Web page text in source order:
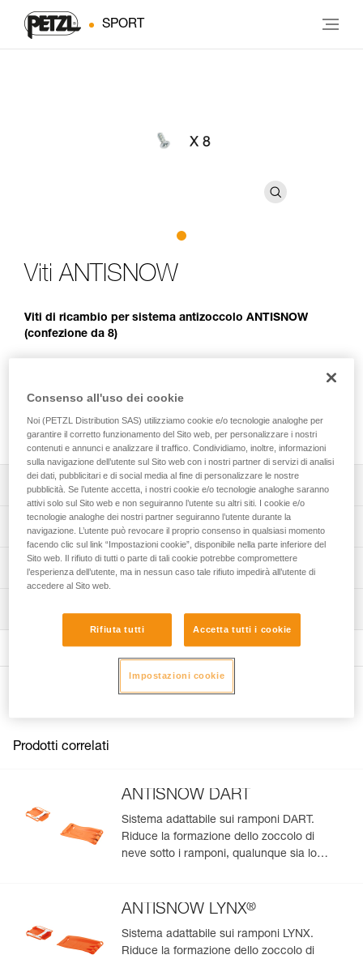
SPORT
Viti ANTISNOW
Viti di ricambio per sistema antizoccolo ANTISNOW
(confezione da 8)
HYBRID, nonché sistemi antizoccolo ANTISNOW DART,
ANTISNOW LYNX, ANTISNOW IRVIS e ANTISNOW
LEOPARD.
Descrizione
Compatibili con i ramponi DART (U001AB00 e U001AA00),
LYNX (U034AA00 e T24A LLU), SARKEN (T10A LLU),
VASAK (T05A LLU e T05A FL), IRVIS (U006AA00,
U007BA00, T03A LLU e T03A FL) e IRVIS HYBRID
(U031AA00) dotati di un sistema antizoccolo ANTISNOW.
Cartone da otto.
Specifiche tecniche
Garanzia : 3 anni
Informazioni tecniche
Scarica il pdf technical-notice_vis-ANTISNOW
See all technical content
Altri prodotti
Prodotti correlati
ANTISNOW DART
Sistema adattabile sui ramponi DART.
Riduce la formazione dello zoccolo di
neve sotto i ramponi, qualunque sia lo
ANTISNOW LYNX®
Sistema adattabile sui ramponi LYNX.
Riduce la formazione dello zoccolo di
Consenso all'uso dei cookie
Noi (PETZL Distribution SAS) utilizziamo cookie e/o tecnologie analoghe per
garantire il corretto funzionamento del Sito web, per personalizzare i nostri
contenuti e annunci e analizzare il traffico. Condividiamo, inoltre, informazioni
sulla navigazione dell’utente sul Sito web con i nostri partner di servizi di analisi
dei dati, pubblicitari e di social media al fine di personalizzare le nostre
pubblicità. Se l’utente accetta, i nostri cookie e/o tecnologie analoghe saranno
attivi solo sul Sito web e non seguiranno l’utente su altri siti. I cookie e/o
tecnologie analoghe dei nostri partner seguiranno l’utente durante la
navigazione. L’utente può revocare il proprio consenso in qualsiasi momento
facendo clic sul link “Impostazioni cookie”, disponibile nella parte inferiore del
Sito web. Il rifiuto di tutti o parte di tali cookie potrebbe compromettere
l’esperienza dell’utente, ma in nessun caso tale rifiuto impedirà all’utente di
accedere al Sito web.
Rifiuta tutti Accetta tutti i cookie
Impostazioni cookie